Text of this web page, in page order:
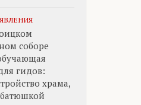
соборе
гидов:
храма,
батюшкой